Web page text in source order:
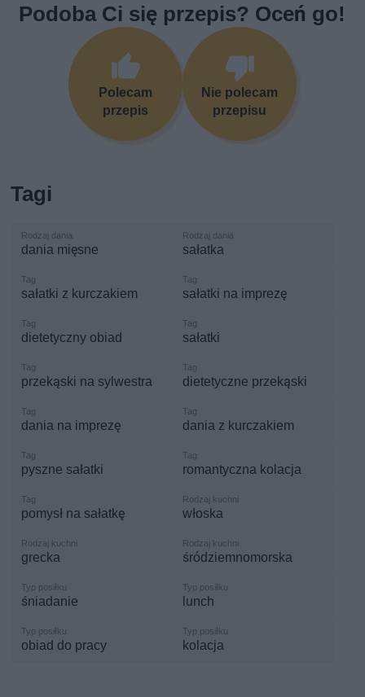
Podoba Ci się przepis? Oceń go!
Polecam
przepis
Nie polecam
przepisu
Tagi
dania mięsne sałatka
sałatki z kurczakiem sałatki na imprezę
dietetyczny obiad sałatki
przekąski na sylwestra dietetyczne przekąski
dania na imprezę dania z kurczakiem
pyszne sałatki romantyczna kolacja
pomysł na sałatkę włoska
grecka śródziemnomorska
śniadanie lunch
obiad do pracy kolacja